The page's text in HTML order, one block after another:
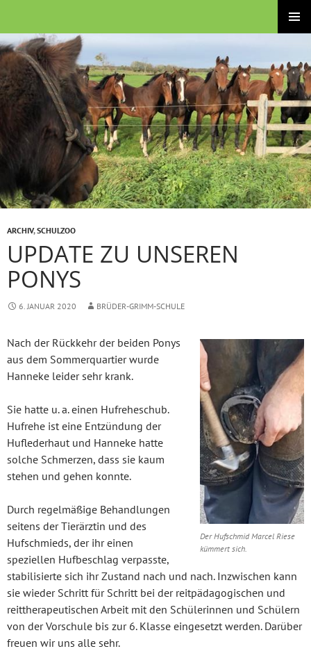
springen
ARCHIV,SCHULZOO
UPDATE ZU UNSEREN
PONYS
6. JANUAR 2020 BRÜDER-GRIMM-SCHULE
Der Hufschmid Marcel Riese
kümmert sich.
Nach der Rückkehr der beiden Ponys
aus dem Sommerquartier wurde
Hanneke leider sehr krank.
Sie hatte u. a. einen Hufreheschub.
Hufrehe ist eine Entzündung der
Huflederhaut und Hanneke hatte
solche Schmerzen, dass sie kaum
stehen und gehen konnte.
Durch regelmäßige Behandlungen
seitens der Tierärztin und des
Hufschmieds, der ihr einen
speziellen Hufbeschlag verpasste,
stabilisierte sich ihr Zustand nach und nach. Inzwischen kann
sie wieder Schritt für Schritt bei der reitpädagogischen und
reittherapeutischen Arbeit mit den Schülerinnen und Schülern
von der Vorschule bis zur 6. Klasse eingesetzt werden. Darüber
freuen wir uns alle sehr.